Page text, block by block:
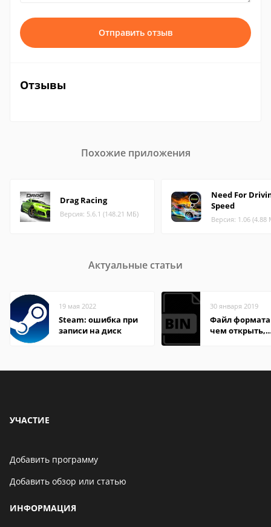
Отправить отзыв
Отзывы
Похожие приложения
Drag Racing
Версия: 5.6.1 (148.21 МБ)
Need For
Speed
Версия: 1.06 (4.88
Актуальные статьи
19 мая 2022
Steam: ошибка при
записи на диск
30 января 2019
Файл формата
чем открыть,
УЧАСТИЕ
Добавить программу
Добавить обзор или статью
ИНФОРМАЦИЯ